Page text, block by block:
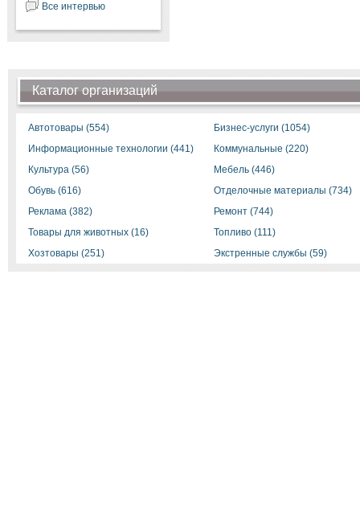
Все интервью
Каталог организаций
Автотовары (554)
Бизнес-услуги (1054)
Информационные технологии (441)
Коммунальные (220)
Культура (56)
Мебель (446)
Обувь (616)
Отделочные материалы (734)
Реклама (382)
Ремонт (744)
Товары для животных (16)
Топливо (111)
Хозтовары (251)
Экстренные службы (59)